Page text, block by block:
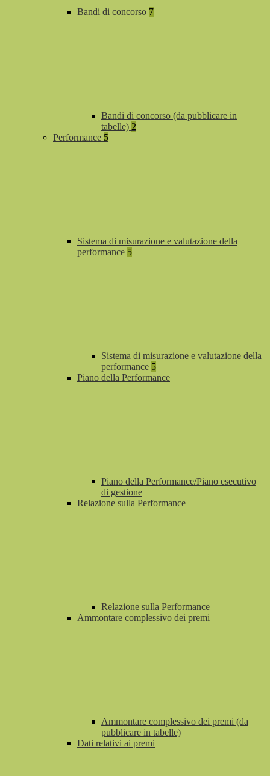
Bandi di concorso 7
Bandi di concorso (da pubblicare in
tabelle) 2
Performance 5
Sistema di misurazione e valutazione della
performance 5
Sistema di misurazione e valutazione della
performance 5
Piano della Performance
Piano della Performance/Piano esecutivo
di gestione
Relazione sulla Performance
Relazione sulla Performance
Ammontare complessivo dei premi
Ammontare complessivo dei premi (da
pubblicare in tabelle)
Dati relativi ai premi